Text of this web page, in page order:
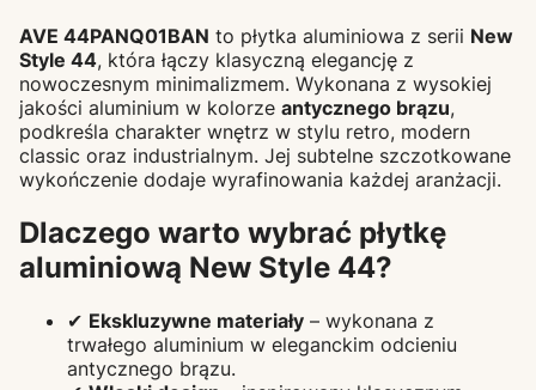
AVE 44PANQ01BAN to płytka aluminiowa z serii New
Style 44, która łączy klasyczną elegancję z
nowoczesnym minimalizmem. Wykonana z wysokiej
jakości aluminium w kolorze antycznego brązu,
podkreśla charakter wnętrz w stylu retro, modern
classic oraz industrialnym. Jej subtelne szczotkowane
wykończenie dodaje wyrafinowania każdej aranżacji.
Dlaczego warto wybrać płytkę
aluminiową New Style 44?
✔ Ekskluzywne materiały – wykonana z
trwałego aluminium w eleganckim odcieniu
antycznego brązu.